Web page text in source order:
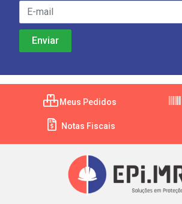
Meus Pedidos
Notas Fiscais